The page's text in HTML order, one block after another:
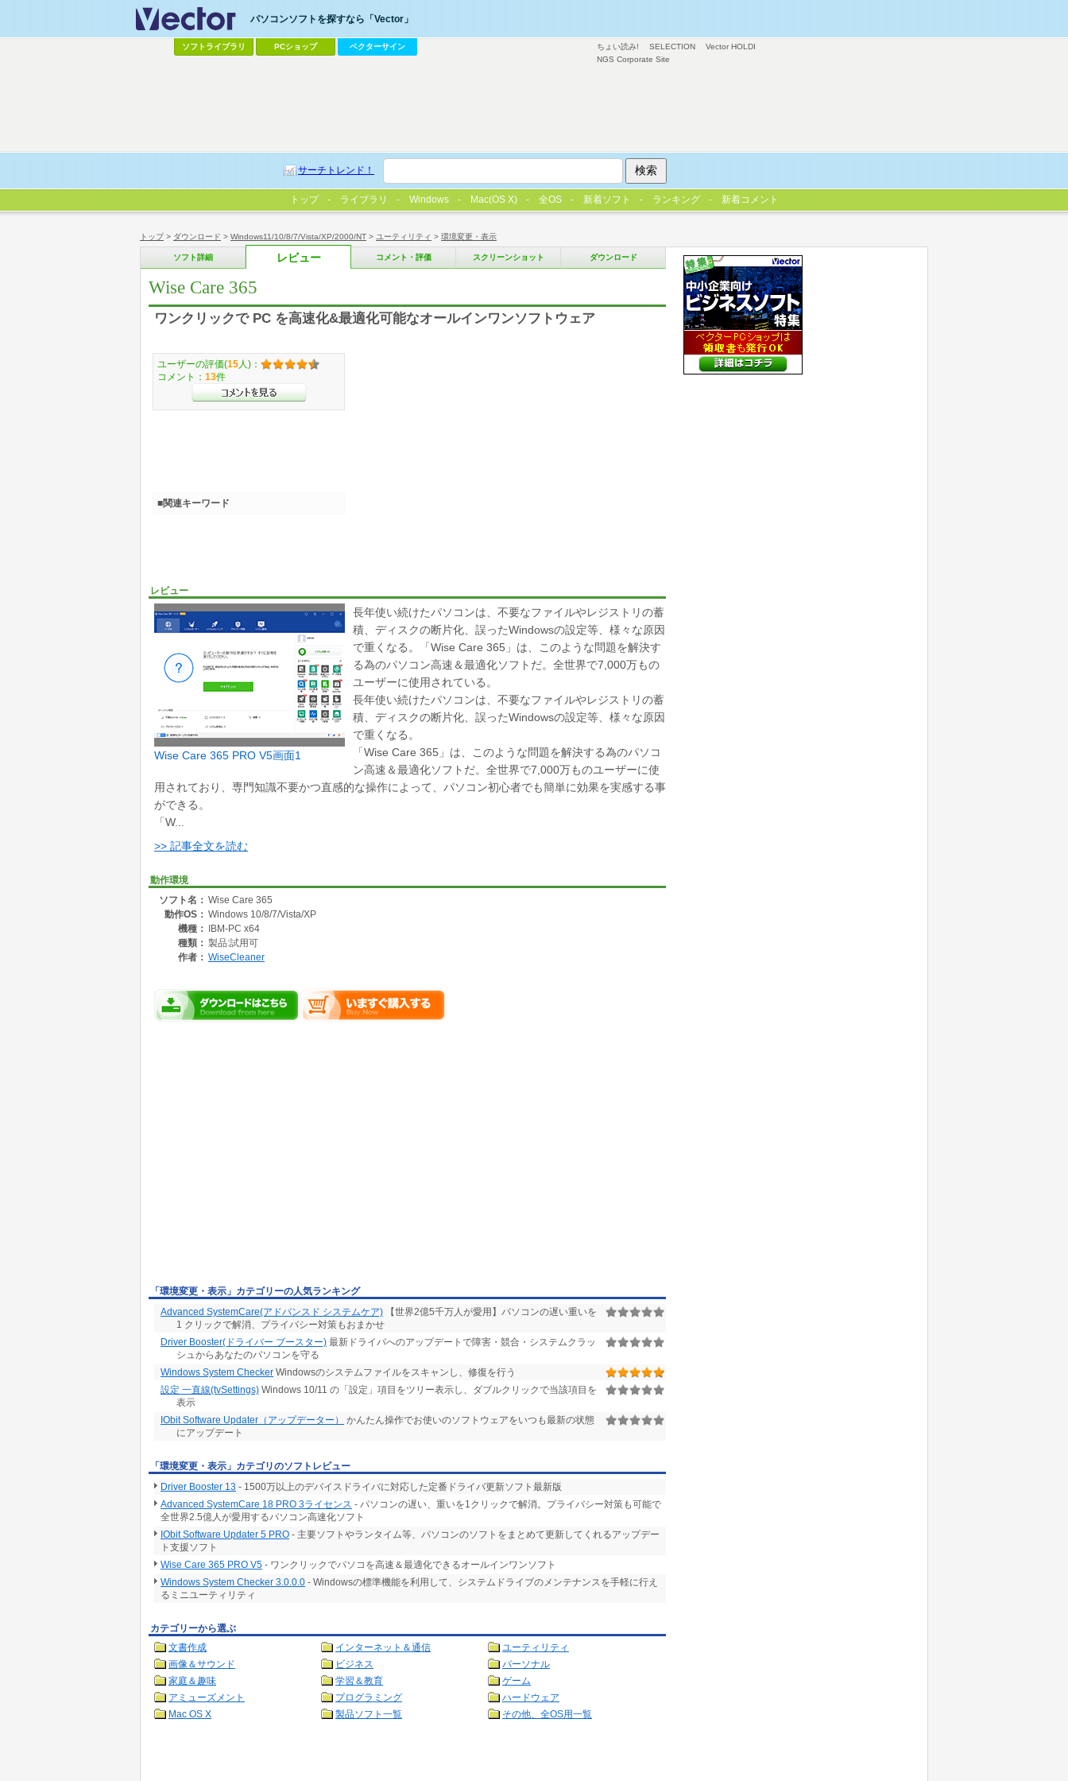
トップ> ダウンロード > Windows11/10/8/7/Vista/XP/2000/NT > ユーティリティ > 環境変更・表示
ソフト詳細 レビュー コメント・評価 スクリーンショット ダウンロード
Wise Care 365
ワンクリックで PC を高速化&最適化可能なオールインワンソフトウェア
レビュー
Wise Care 365 PRO V5画面1
長年使い続けたパソコンは、不要なファイルやレジストリの蓄
積、ディスクの断片化、誤ったWindowsの設定等、様々な原因
で重くなる。「Wise Care 365」は、このような問題を解決す
る為のパソコン高速＆最適化ソフトだ。全世界で7,000万もの
ユーザーに使用されている。
長年使い続けたパソコンは、不要なファイルやレジストリの蓄
積、ディスクの断片化、誤ったWindowsの設定等、様々な原因
で重くなる。
「Wise Care 365」は、このような問題を解決する為のパソコ
ン高速＆最適化ソフトだ。全世界で7,000万ものユーザーに使
用されており、専門知識不要かつ直感的な操作によって、パソコン初心者でも簡単に効果を実感する事
ができる。
「W...
>> 記事全文を読む
動作環境
ソフト名： Wise Care 365
動作OS： Windows 10/8/7/Vista/XP
機種： IBM-PC x64
種類： 製品:試用可
作者： WiseCleaner
ユーザーの評価(15 人)：
コメント： 13件
■関連キーワード
「環境変更・表示」カテゴリーの人気ランキング
Advanced SystemCare(アドバンスド システムケア) 【世界2億5千万人が愛用】パソコンの遅い重いを
1 クリックで解消、プライバシー対策もおまかせ
Driver Booster(ドライバー ブースター) 最新ドライバへのアップデートで障害・競合・システムクラッ
シュからあなたのパソコンを守る
Windows System Checker Windowsのシステムファイルをスキャンし、修復を行う
設定 一直線(tvSettings) Windows 10/11 の「設定」項目をツリー表示し、ダブルクリックで当該項目を
表示
IObit Software Updater（アップデーター）
かんたん操作でお使いのソフトウェアをいつも最新の状態
にアップデート
「環境変更・表示」カテゴリのソフトレビュー
Driver Booster 13 - 1500万以上のデバイスドライバに対応した定番ドライバ更新ソフト最新版
Advanced SystemCare 18 PRO 3ライセンス - パソコンの遅い、重いを1クリックで解消。プライバシー対策も可能で
全世界2.5億人が愛用するパソコン高速化ソフト
IObit Software Updater 5 PRO - 主要ソフトやランタイム等、パソコンのソフトをまとめて更新してくれるアップデー
ト支援ソフト
Wise Care 365 PRO V5 - ワンクリックでパソコを高速＆最適化できるオールインワンソフト
Windows System Checker 3.0.0.0 - Windowsの標準機能を利用して、システムドライブのメンテナンスを手軽に行え
るミニユーティリティ
カテゴリーから選ぶ
文書作成
インターネット＆通信
ユーティリティ
画像＆サウンド
ビジネス
パーソナル
家庭＆趣味
学習＆教育
ゲーム
アミューズメント
プログラミング
ハードウェア
Mac OS X
製品ソフト一覧 その他、全OS用一覧
ちょい読み! SELECTION
Vector HOLDI
NGS Corporate Site
パソコンソフトを探すなら「Vector」
ソフトライブラリ PCショップ ベクターサイン
サーチトレンド！
トップ ライブラリ Windows Mac(OS X) 全OS 新着ソフト ランキング 新着コメント